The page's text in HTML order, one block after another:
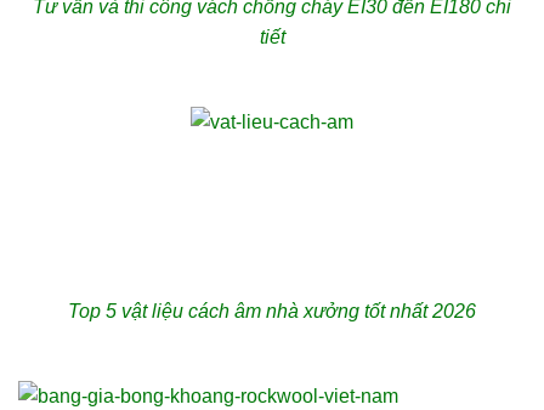
Tư vấn và thi công vách chống cháy EI30 đến EI180 chi
tiết
Top 5 vật liệu cách âm nhà xưởng tốt nhất 2026